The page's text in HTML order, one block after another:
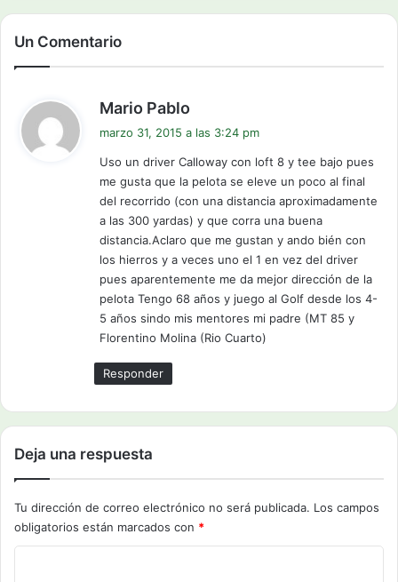
Un Comentario
Mario Pablo
e
:
marzo 31, 2015 a las 3:24 pm
Uso un driver Calloway con loft 8 y tee bajo pues
me gusta que la pelota se eleve un poco al final
del recorrido (con una distancia aproximadamente
a las 300 yardas) y que corra una buena
distancia.Aclaro que me gustan y ando bién con
los hierros y a veces uno el 1 en vez del driver
pues aparentemente me da mejor dirección de la
pelota Tengo 68 años y juego al Golf desde los 4-
5 años sindo mis mentores mi padre (MT 85 y
Florentino Molina (Rio Cuarto)
Responder
Deja una respuesta
Tu dirección de correo electrónico no será publicada. Los campos
obligatorios están marcados con *